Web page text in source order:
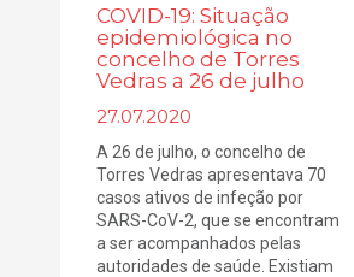
COVID-19: Situação
epidemiológica no
concelho de Torres
Vedras a 26 de julho
27.07.2020
A 26 de julho, o concelho de
Torres Vedras apresentava 70
casos ativos de infeção por
SARS-CoV-2, que se encontram
a ser acompanhados pelas
autoridades de saúde. Existiam